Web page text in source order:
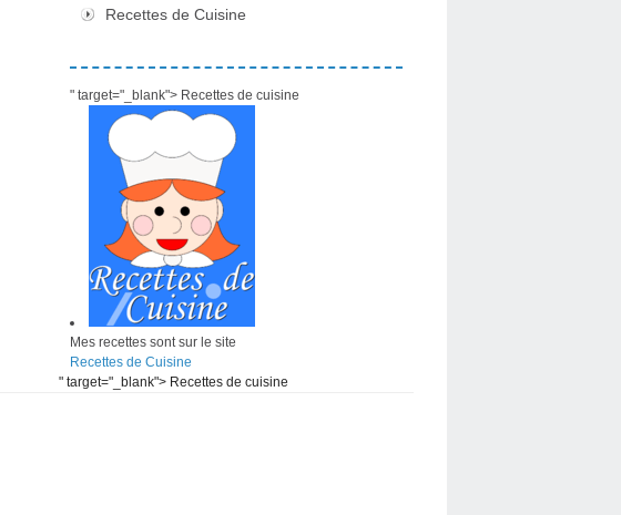
Recettes de Cuisine
" target="_blank"> Recettes de cuisine
Mes recettes sont sur le site
Recettes de Cuisine
" target="_blank"> Recettes de cuisine